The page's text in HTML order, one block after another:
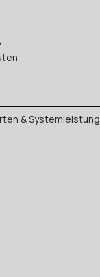
& Systemleistung